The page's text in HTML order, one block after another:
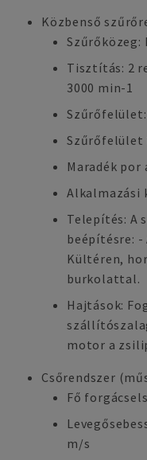
Közbenső
Tisztítás: 2
3000 min-1
Szűrőfelület:
Szűrőfelület
Maradék por
Alkalmazási
Telepítés: A
beépítésre: -
Kültéren,
burkolattal.
Hajtások:
motor a
Csőrendszer
Fő
m/s